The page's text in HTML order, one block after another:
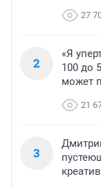
27
2
«Я
100 до
может
21
3